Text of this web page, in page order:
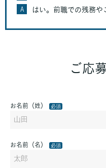
A はい。前職での残務や